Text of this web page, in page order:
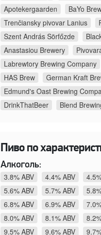
Apotekergaarden
BaYo
Trenčiansky pivovar Lanius
Szent András Sörfőzde
Anastasiou Brewery
Labrewtory Brewing Company
HAS Brew
German Kraft
Edmund's Oast Brewing
DrinkThatBeer
Blend
Пиво по
Алкоголь:
3.8% ABV
4.4% ABV
5.6% ABV
5.7% ABV
6.8% ABV
6.9% ABV
8.0% ABV
8.1% ABV
9.5% ABV
9.6% ABV